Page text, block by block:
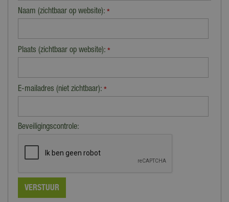
Naam (zichtbaar op website): *
Plaats (zichtbaar op website): *
E-mailadres (niet zichtbaar): *
Beveiligingscontrole: